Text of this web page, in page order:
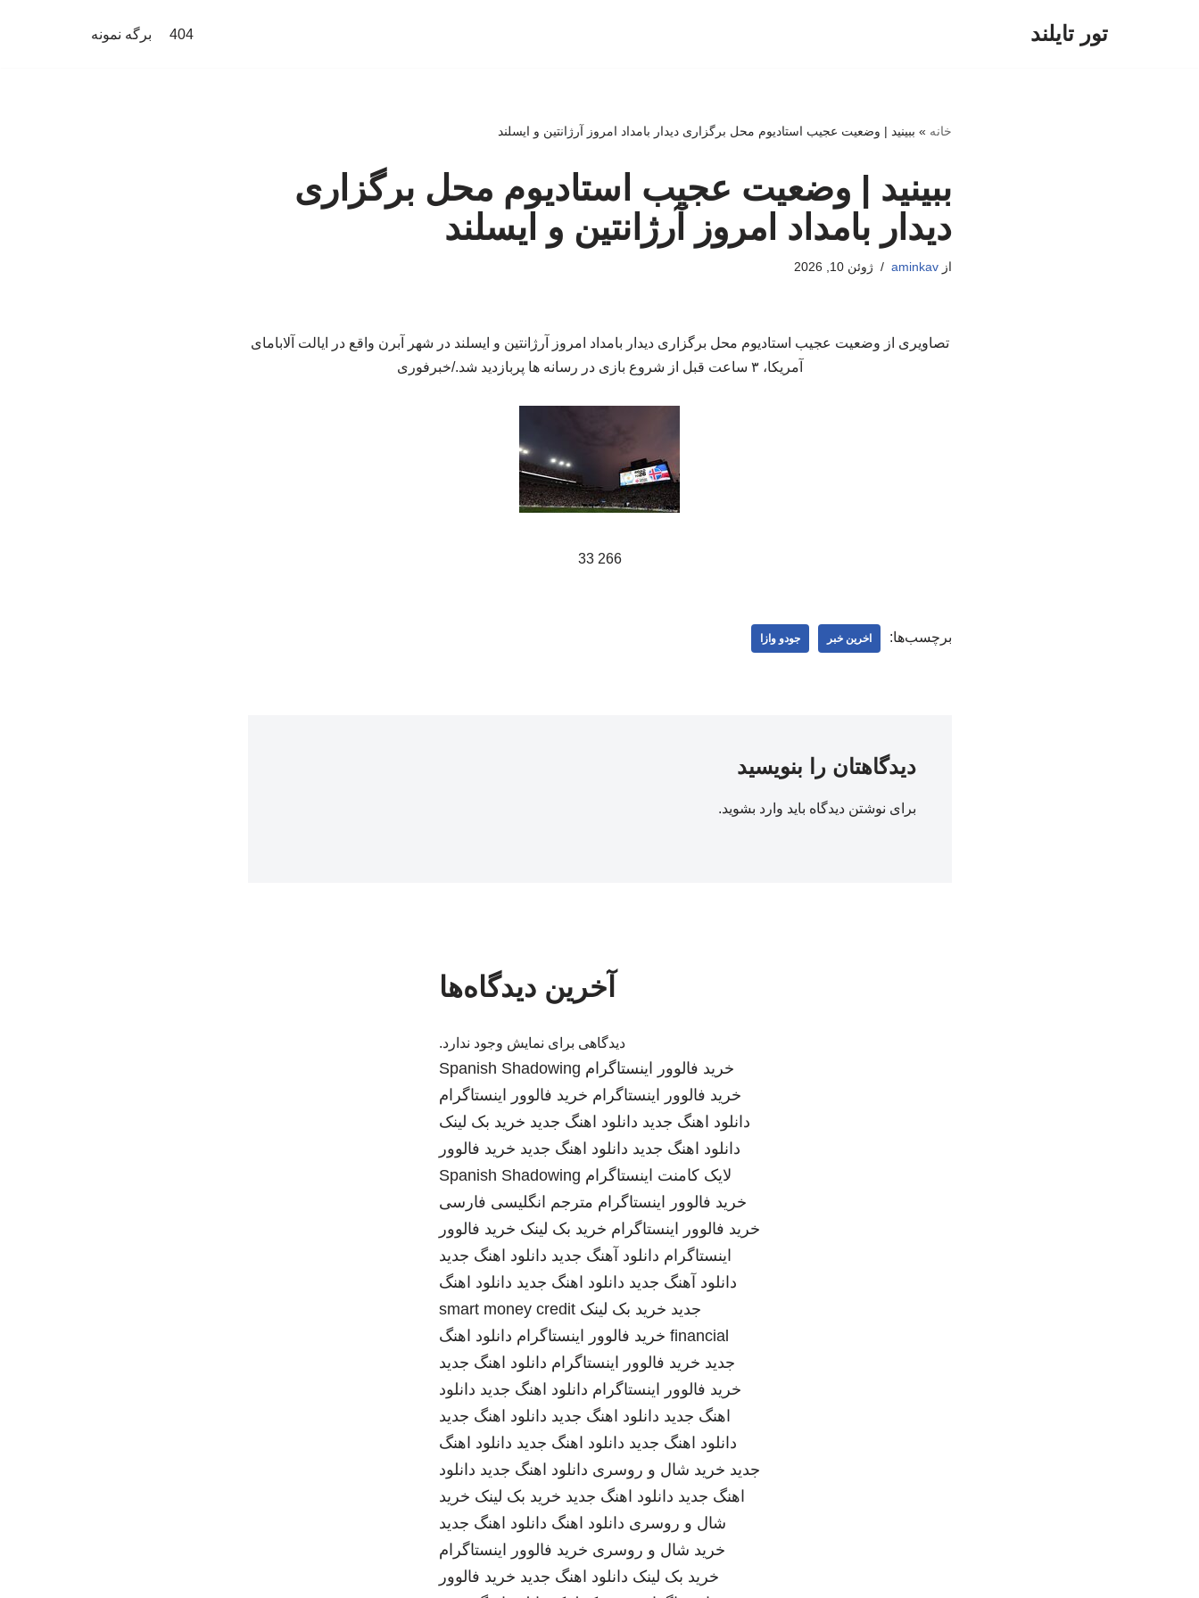
تور تایلند 404 برگه نمونه
خانه » ببینید | وضعیت عجیب استادیوم‌ محل برگزاری دیدار بامداد امروز آرژانتین و ایسلند
ببینید | وضعیت عجیب استادیوم‌ محل برگزاری
دیدار بامداد امروز آرژانتین و ایسلند
ازaminkav ژوئن 10, 2026
تصاویری از وضعیت عجیب استادیوم‌ محل برگزاری دیدار بامداد امروز آرژانتین و ایسلند در شهر آبرن واقع در ایالت آلابامای
آمریکا، ۳ ساعت قبل از شروع بازی در رسانه ها پربازدید شد./خبرفوری
266 33
برچسب‌ها: اخرین خبر جودو وازا
دیدگاهتان را بنویسید
برای نوشتن دیدگاه باید وارد بشوید.
آخرین دیدگاه‌ها
دیدگاهی برای نمایش وجود ندارد.
خرید فالوور اینستاگرام Spanish Shadowing
خرید فالوور اینستاگرام خرید فالوور اینستاگرام
دانلود اهنگ جدید دانلود اهنگ جدید خرید بک لینک
دانلود اهنگ جدید دانلود اهنگ جدید خرید فالوور
لایک کامنت اینستاگرام Spanish Shadowing
خرید فالوور اینستاگرام مترجم انگلیسی فارسی
خرید فالوور اینستاگرام خرید بک لینک خرید فالوور
اینستاگرام دانلود آهنگ جدید دانلود اهنگ جدید
دانلود آهنگ جدید دانلود اهنگ جدید دانلود اهنگ
جدید خرید بک لینک smart money credit
financial خرید فالوور اینستاگرام دانلود اهنگ
جدید خرید فالوور اینستاگرام دانلود اهنگ جدید
خرید فالوور اینستاگرام دانلود اهنگ جدید دانلود
اهنگ جدید دانلود اهنگ جدید دانلود اهنگ جدید
دانلود اهنگ جدید دانلود اهنگ جدید دانلود اهنگ
جدید خرید شال و روسری دانلود اهنگ جدید دانلود
اهنگ جدید دانلود اهنگ جدید خرید بک لینک خرید
شال و روسری دانلود اهنگ دانلود اهنگ جدید
خرید شال و روسری خرید فالوور اینستاگرام
خرید بک لینک دانلود اهنگ جدید خرید فالوور